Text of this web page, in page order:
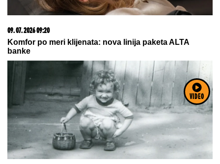
VIDEO
08. 08. 2026 07:30
GRIMSBIJU JE LIGA PRIORITET: "Mandarine" su
kvalitetniji sastav i bliže su drugoj rundi